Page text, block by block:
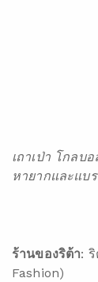
เถาเป่า โกลบ
หายากและแบ
ร้านของริต้า: